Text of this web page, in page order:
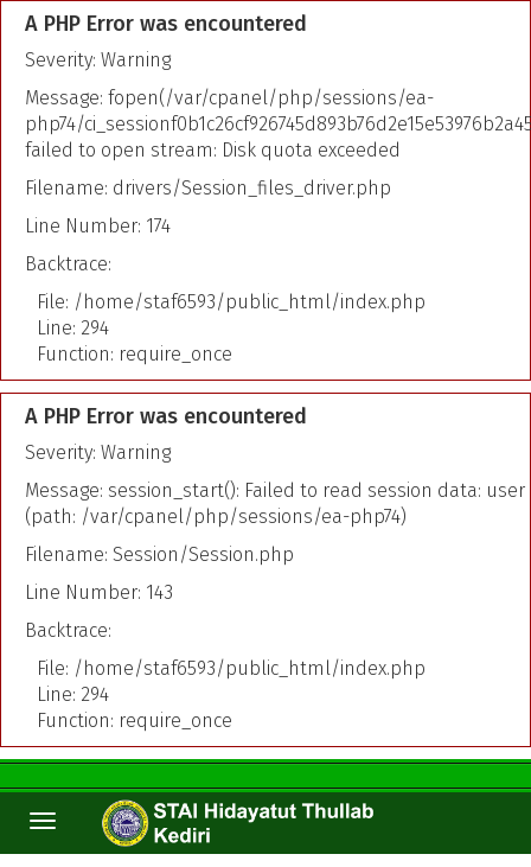
A PHP Error was encountered
Severity: Warning
Message: fopen(/var/cpanel/php/sessions/ea-
php74/
failed to open stream: Disk quota exceeded
Filename: drivers/Session_files_driver.php
Line Number: 174
Backtrace:
File: /home/staf6593/public_html/index.php
Line: 294
Function: require_once
A PHP Error was encountered
Severity: Warning
Message: session_start(): Failed to read session data: user
(path: /var/cpanel/php/sessions/ea-php74)
Filename: Session/Session.php
Line Number: 143
Backtrace:
File: /home/staf6593/public_html/index.php
Line: 294
Function: require_once
TOGGLE
NAVIGATION